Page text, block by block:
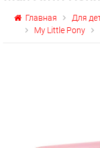
Главная Для
My Little Pony